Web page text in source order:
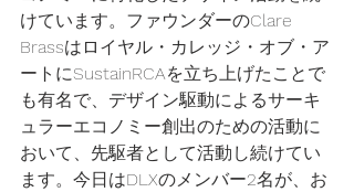
けています。ファウンダーのClare
Brassはロイヤル・カレッジ・オブ・ア
ートにSustainRCAを立ち上げたことで
も有名で、デザイン駆動によるサーキ
ュラーエコノミー創出のための活動に
おいて、先駆者として活動し続けてい
ます。今日はDLXのメンバー2名が、お